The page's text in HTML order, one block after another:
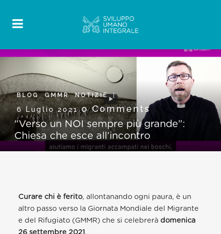
BLOG,GMMR,NOTIZIE
6 Luglio 20210 Comments
“Verso un NOI sempre più grande”:
Chiesa che esce all’incontro
Curare chi è ferito, allontanando ogni paura, è un
altro passo verso la Giornata Mondiale del Migrante
e del Rifugiato (GMMR) che si celebreràdomenica
26 settembre 2021.